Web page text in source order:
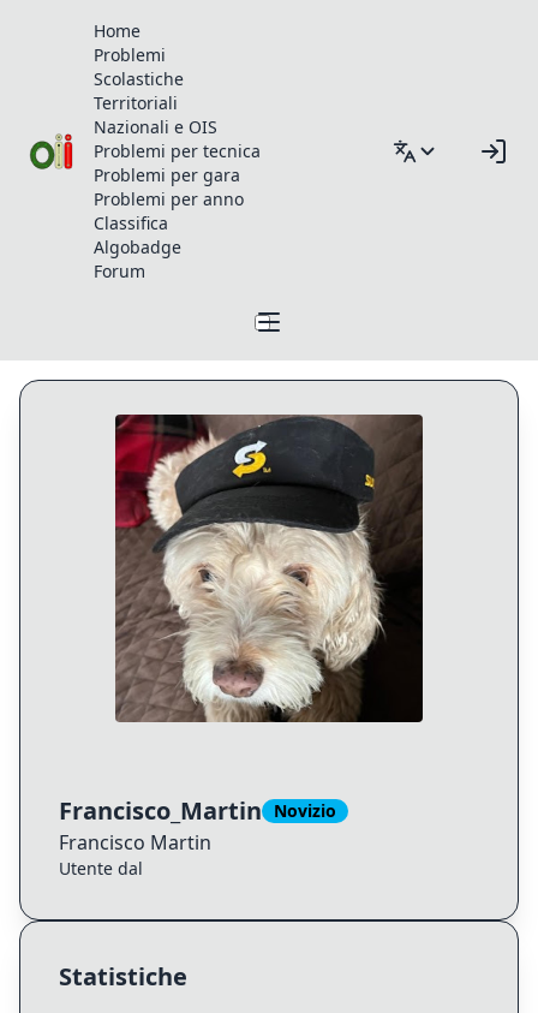
Home
Problemi
Scolastiche
Territoriali
Nazionali e OIS
Problemi per tecnica
Problemi per gara
Problemi per anno
Classifica
Algobadge
Forum
Profilo di Francisco_Martin
Francisco_Martin Novizio
Francisco Martin
Utente dal
Statistiche